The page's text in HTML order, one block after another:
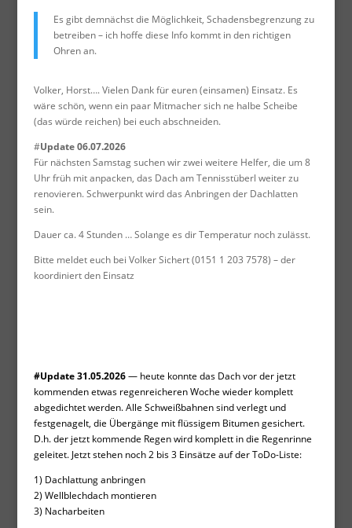
Es gibt demnächst die Möglichkeit, Schadensbegrenzung zu
betreiben – ich hoffe diese Info kommt in den richtigen
Ohren an.
Volker, Horst…. Vielen Dank für euren (einsamen) Einsatz. Es
wäre schön, wenn ein paar Mitmacher sich ne halbe Scheibe
(das würde reichen) bei euch abschneiden.
#Update 06.07.2026
Für nächsten Samstag suchen wir zwei weitere Helfer, die um 8
Uhr früh mit anpacken, das Dach am Tennisstüberl weiter zu
renovieren. Schwerpunkt wird das Anbringen der Dachlatten
sein.
Dauer ca. 4 Stunden … Solange es dir Temperatur noch zulässt.
Bitte meldet euch bei Volker Sichert (0151 1 203 7578) – der
koordiniert den Einsatz
#Update 31.05.2026— heute konnte das Dach vor der jetzt
kommenden etwas regenreicheren Woche wieder komplett
abgedichtet werden. Alle Schweißbahnen sind verlegt und
festgenagelt, die Übergänge mit flüssigem Bitumen gesichert.
D.h. der jetzt kommende Regen wird komplett in die Regenrinne
geleitet. Jetzt stehen noch 2 bis 3 Einsätze auf der ToDo-Liste:
1) Dachlattung anbringen
2) Wellblechdach montieren
3) Nacharbeiten